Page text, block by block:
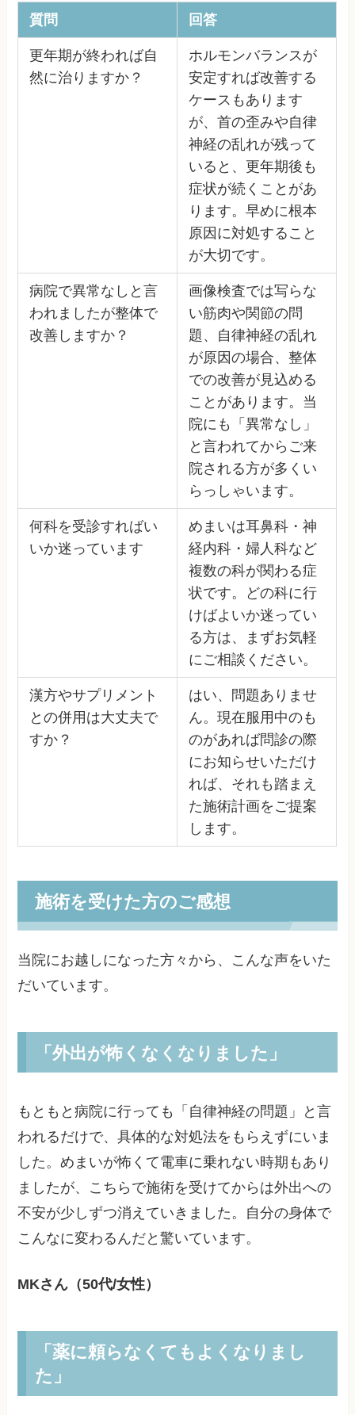
質問 回答
更年期が終われば自
然に治りますか？
ホルモンバランスが
安定すれば改善する
ケースもあります
が、首の歪みや自律
神経の乱れが残って
いると、更年期後も
症状が続くことがあ
ります。早めに根本
原因に対処すること
が大切です。
病院で異常なしと言
われましたが整体で
改善しますか？
画像検査では写らな
い筋肉や関節の問
題、自律神経の乱れ
が原因の場合、整体
での改善が見込める
ことがあります。当
院にも「異常なし」
と言われてからご来
院される方が多くい
らっしゃいます。
何科を受診すればい
いか迷っています
めまいは耳鼻科・神
経内科・婦人科など
複数の科が関わる症
状です。どの科に行
けばよいか迷ってい
る方は、まずお気軽
にご相談ください。
漢方やサプリメント
との併用は大丈夫で
すか？
はい、問題ありませ
ん。現在服用中のも
のがあれば問診の際
にお知らせいただけ
れば、それも踏まえ
た施術計画をご提案
します。
施術を受けた方のご感想
当院にお越しになった方々から、こんな声をいた
だいています。
「外出が怖くなくなりました」
もともと病院に行っても「自律神経の問題」と言
われるだけで、具体的な対処法をもらえずにいま
した。めまいが怖くて電車に乗れない時期もあり
ましたが、こちらで施術を受けてからは外出への
不安が少しずつ消えていきました。自分の身体で
こんなに変わるんだと驚いています。
MKさん（50代/女性）
「薬に頼らなくてもよくなりまし
た」